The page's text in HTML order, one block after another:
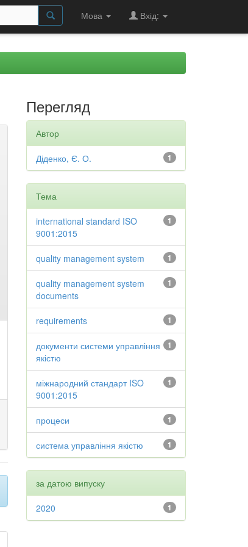
Мова Вхід:
Перегляд
Автор
1
Діденко, Є. О.
Тема
1
international standard ISO
9001:2015
1
quality management system
1
quality management system
documents
1
requirements
1
документи системи управління
якістю
1
міжнародний стандарт ISO
9001:2015
1
процеси
1
система управління якістю
за датою випуску
1
2020